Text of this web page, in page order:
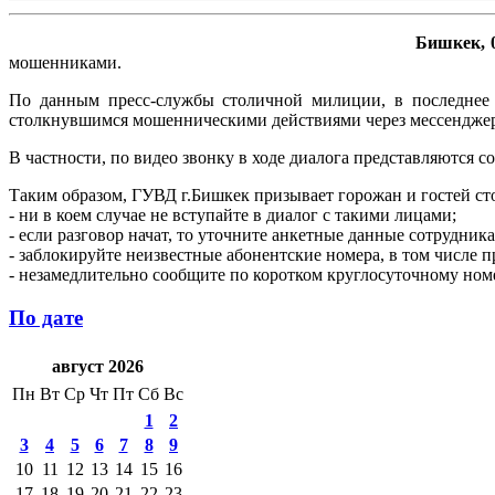
Бишкек,
мошенниками.
По данным пресс-службы столичной милиции, в последнее
столкнувшимся мошенническими действиями через
В частности, по видео звонку в ходе диалога
Таким образом, ГУВД г.Бишкек призывает горожан и гостей
- ни в коем случае не вступайте в диалог с такими лицами;
- если разговор начат, то уточните анкетные данные
- заблокируйте неизвестные абонентские номера, в том
- незамедлительно сообщите по коротком круглосуточному
По дате
август 2026
Пн Вт Ср Чт Пт Сб Вс
1
2
3
4 5 6 7 8
9
10 11 12 13 14 15 16